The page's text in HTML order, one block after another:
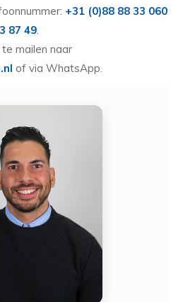
+31 (0)88 88 33 060
87 49.
mailen naar
of via WhatsApp.